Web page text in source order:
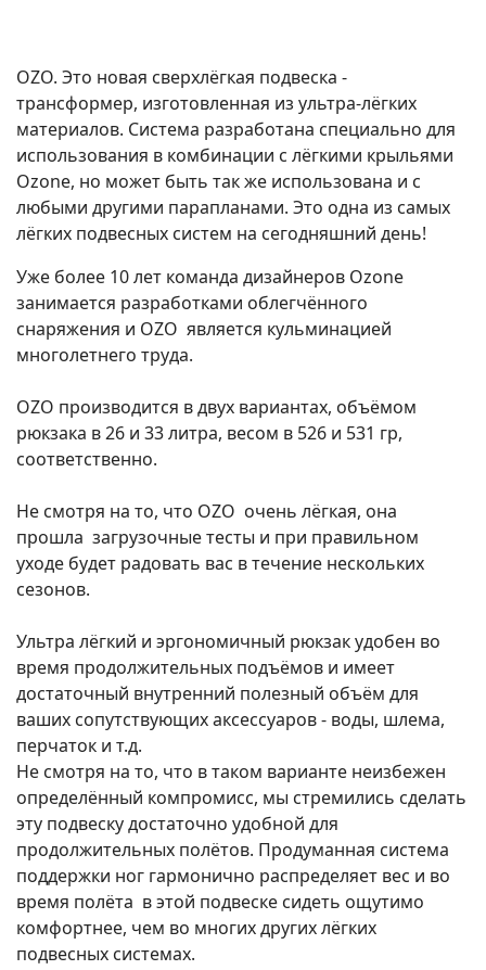
OZO. Это новая сверхлёгкая подвеска -
трансформер, изготовленная из ультра-лёгких
материалов. Система разработана специально для
использования в комбинации с лёгкими крыльями
Ozone, но может быть так же использована и с
любыми другими парапланами. Это одна из самых
лёгких подвесных систем на сегодняшний день!
Уже более 10 лет команда дизайнеров Ozone
занимается разработками облегчённого
снаряжения и OZO является кульминацией
многолетнего труда.
OZO производится в двух вариантах, объёмом
рюкзака в 26 и 33 литра, весом в 526 и 531 гр,
соответственно.
Не смотря на то, что OZO очень лёгкая, она
прошла загрузочные тесты и при правильном
уходе будет радовать вас в течение нескольких
сезонов.
Ультра лёгкий и эргономичный рюкзак удобен во
время продолжительных подъёмов и имеет
достаточный внутренний полезный объём для
ваших сопутствующих аксессуаров - воды, шлема,
перчаток и т.д.
Не смотря на то, что в таком варианте неизбежен
определённый компромисс, мы стремились сделать
эту подвеску достаточно удобной для
продолжительных полётов. Продуманная система
поддержки ног гармонично распределяет вес и во
время полёта в этой подвеске сидеть ощутимо
комфортнее, чем во многих других лёгких
подвесных системах.